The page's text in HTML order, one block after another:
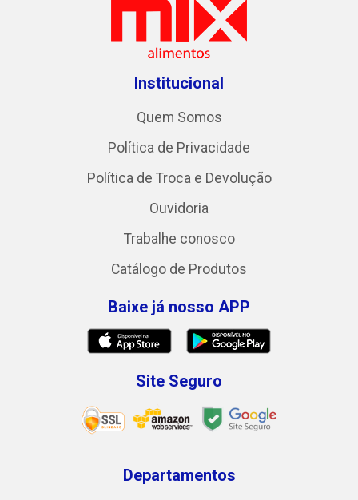
Institucional
Quem Somos
Política de Privacidade
Política de Troca e Devolução
Ouvidoria
Trabalhe conosco
Catálogo de Produtos
Baixe já nosso APP
Site Seguro
Departamentos